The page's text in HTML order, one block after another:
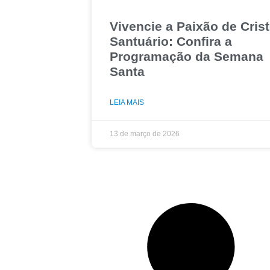
Vivencie a Paixão de
Santuário: Confira a
Programação da Semana
Santa
LEIA MAIS
13 de março de 2026